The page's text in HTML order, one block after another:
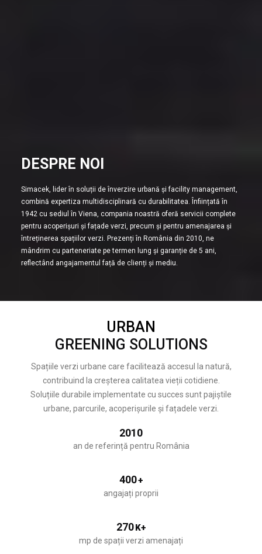
DESPRE NOI
Simacek, lider în soluții de înverzire urbană și facility management,
combină expertiza multidisciplinară cu durabilitatea. Înființată în
1942 cu sediul în Viena, compania noastră oferă servicii complete
pentru acoperișuri și fațade verzi, precum și pentru amenajarea și
întreținerea spațiilor verzi. Prezenți în România din 2010, ne
mândrim cu parteneriate pe termen lung și garanție de 5 ani,
reflectând angajamentul față de clienți și mediu.
URBAN
GREENING SOLUTIONS
Spațiile verzi urbane care facilitează accesul la natură,
contribuind la creșterea calitatea vieții cotidiene.
Soluțiile durabile implementate cu succes sunt pajiștile
urbane, parcurile, acoperișurile și fațadele verzi.
2010
an de referință pentru România
400+
angajați proprii
270K+
mp de spații verzi amenajați